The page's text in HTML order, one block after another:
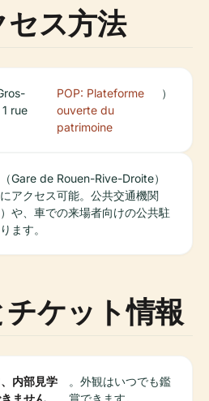
ス方法
rue
POP: Plateforme
ouverte du
patrimoine
）
Gare de Rouen-Rive-Droite）
アクセス可能。公共交通機関
）や、車での来場者向けの公共駐
ます。
ケット情報
内部見学
ません
。外観はいつでも鑑
賞できます。